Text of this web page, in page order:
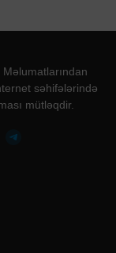
səhifələrində
mütləqdir.